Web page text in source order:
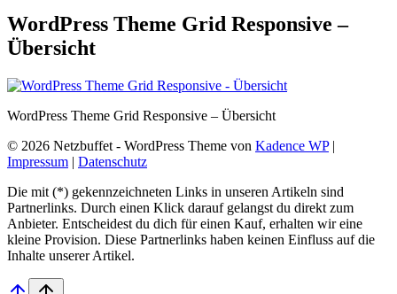
WordPress Theme Grid Responsive –
Übersicht
WordPress Theme Grid Responsive – Übersicht
© 2026 Netzbuffet - WordPress Theme von Kadence WP|
Impressum | Datenschutz
Die mit (*) gekennzeichneten Links in unseren Artikeln sind
Partnerlinks. Durch einen Klick darauf ge­lan­gst du direkt zum
Anbieter. Entscheidest du dich für einen Kauf, erhalten wir ei­ne
kleine Provision. Diese Partnerlinks haben keinen Einfluss auf die
Inhalte unserer Artikel.